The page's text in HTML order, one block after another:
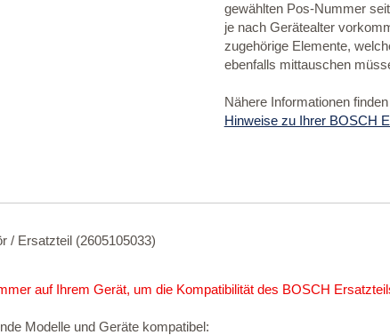
gewählten Pos-Nummer
je nach Gerätealter
zugehörige Elemente,
ebenfalls mittauschen
Nähere Informationen
Hinweise zu Ihrer BOSCH
/ Ersatzteil (2605105033)
auf Ihrem Gerät, um die Kompatibilität des BOSCH
Modelle und Geräte kompatibel: